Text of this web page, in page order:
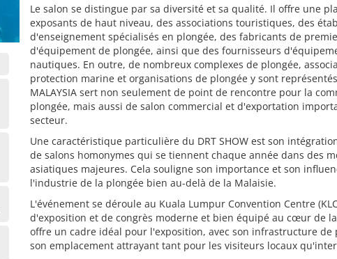
Le salon se distingue par sa diversité et sa qualité. Il offre une
exposants de haut niveau, des associations touristiques, des
d'enseignement spécialisés en plongée, des fabricants de
d'équipement de plongée, ainsi que des fournisseurs
nautiques. En outre, de nombreux complexes de plongée,
protection marine et organisations de plongée y sont
MALAYSIA sert non seulement de point de rencontre pour la
plongée, mais aussi de salon commercial et d'exportation
secteur.
Une caractéristique particulière du DRT SHOW est son
de salons homonymes qui se tiennent chaque année dans des
asiatiques majeures. Cela souligne son importance et son
l'industrie de la plongée bien au-delà de la Malaisie.
L'événement se déroule au Kuala Lumpur Convention Centre
d'exposition et de congrès moderne et bien équipé au cœur de la
offre un cadre idéal pour l'exposition, avec son infrastructure
son emplacement attrayant tant pour les visiteurs locaux